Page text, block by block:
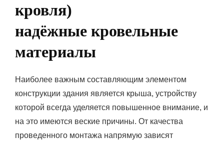
кровля)
надёжные кровельные
материалы
Наиболее важным составляющим элементом
конструкции здания является крыша, устройству
которой всегда уделяется повышенное внимание, и
на это имеются веские причины. От качества
проведенного монтажа напрямую зависят